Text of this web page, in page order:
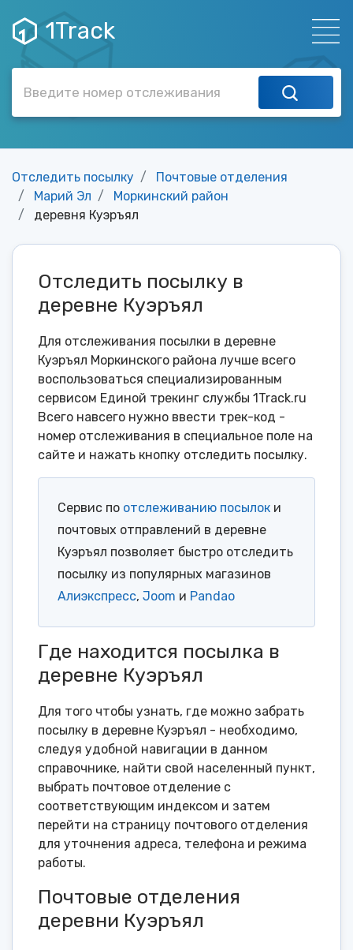
1Track
Отследить посылку
Почтовые отделения
Марий Эл
Моркинский район
деревня Куэръял
Отследить посылку в
деревне Куэръял
Для отслеживания посылки в деревне
Куэръял Моркинского района лучше всего
воспользоваться специализированным
сервисом Единой трекинг службы 1Track.ru
Всего навсего нужно ввести трек-код -
номер отслеживания в специальное поле на
сайте и нажать кнопку отследить посылку.
Сервис по отслеживанию посылок и
почтовых отправлений в деревне
Куэръял позволяет быстро отследить
посылку из популярных магазинов
Алиэкспресс, Joom и Pandao
Где находится посылка в
деревне Куэръял
Для того чтобы узнать, где можно забрать
посылку в деревне Куэръял - необходимо,
следуя удобной навигации в данном
справочнике, найти свой населенный пункт,
выбрать почтовое отделение с
соответствующим индексом и затем
перейти на страницу почтового отделения
для уточнения адреса, телефона и режима
работы.
Почтовые отделения
деревни Куэръял